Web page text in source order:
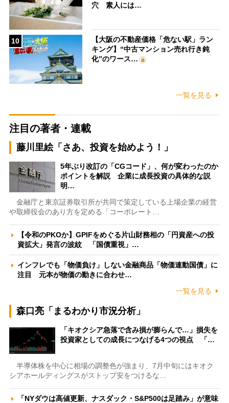
穴 素人には…
10
【大阪の不動産価格「危ない駅」ラン
キング】“中古マンション売れ行き鈍
化”のワース…
一覧を見る
注目の著者・連載
藤川里絵「さあ、投資を始めよう！」
5年ぶり改訂の「CGコード」、何が変わったのか
ポイントを解説 企業に成長投資の具体的な説
明…
金融庁と東京証券取引所が共同で策定している上場企業の経営
や取締役会のあり方を定める「コーポレート…
【令和のPKOか】GPIFをめぐる片山財務相の「円資産への投
資拡大」発言の波紋 「国債重視」…
インフレでも「物価負け」しない金融商品「物価連動国債」に
注目 元本が物価の動きに合わせ…
一覧を見る
森口亮「まるわかり市況分析」
「キオクシア急落で含み損が膨らんで…」損失を
投資家としての成長につなげる4つの視点 「…
半導体株を中心に相場の調整色が強まり、7月中旬にはキオク
シアホールディングスがストップ安をつけるな…
「NYダウは高値更新、ナスダック・S&P500は足踏み」が意味